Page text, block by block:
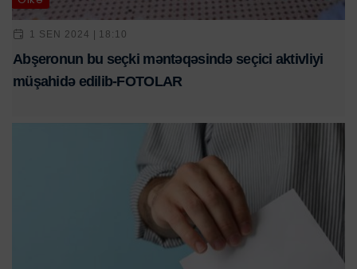
1 SEN 2024 | 18:10
Abşeronun bu seçki məntəqəsində seçici aktivliyi
müşahidə edilib-FOTOLAR